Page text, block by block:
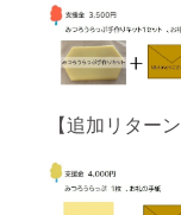
【追加リターン